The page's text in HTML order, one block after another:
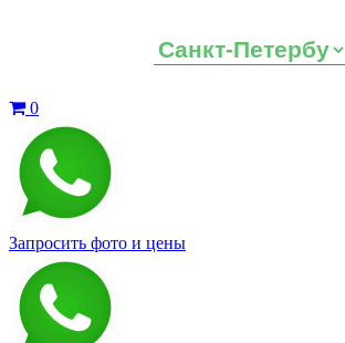
0
Запросить фото и цены